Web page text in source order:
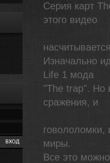
Серия карт
этого видео
Изначально
Life 1 мода
"The trap". Но
сражения, и
миры.
Все это